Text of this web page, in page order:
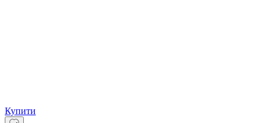
Купити